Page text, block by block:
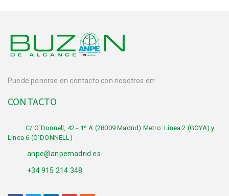
Puede ponerse en contacto con nosotros en:
CONTACTO
C/ O´Donnell, 42 - 1º A (28009 Madrid) Metro: Línea 2 (GOYA) y
Línea 6 (O´DONNELL)
anpe@anpemadrid.es
+34 915 214 348